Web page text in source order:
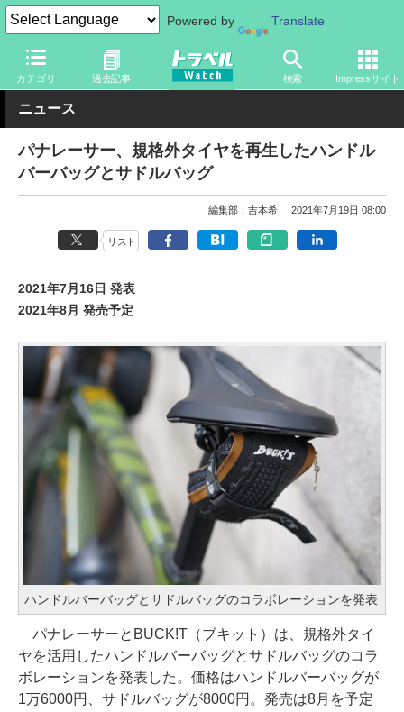
Powered by Translate
カテゴリ 過去記事 検索 Impressサイト
トラベル Watch 旅のアイテム
ニュース
パナレーサー、規格外タイヤを再生したハンドル
バーバッグとサドルバッグ
編集部：吉本希 2021年7月19日 08:00
リスト
2021年7月16日 発表
2021年8月 発売予定
ハンドルバーバッグとサドルバッグのコラボレーションを発表
パナレーサーとBUCK!T（ブキット）は、規格外タイ
ヤを活用したハンドルバーバッグとサドルバッグのコラ
ボレーションを発表した。価格はハンドルバーバッグが
1万6000円、サドルバッグが8000円。発売は8月を予定